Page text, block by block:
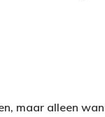
maar alleen